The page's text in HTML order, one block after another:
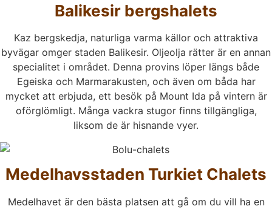
Balikesir bergshalets
Kaz bergskedja, naturliga varma källor och attraktiva
byvägar omger staden Balikesir. Oljeolja rätter är en annan
specialitet i området. Denna provins löper längs både
Egeiska och Marmarakusten, och även om båda har
mycket att erbjuda, ett besök på Mount Ida på vintern är
oförglömligt. Många vackra stugor finns tillgängliga,
liksom de är hisnande vyer.
Medelhavsstaden Turkiet Chalets
Medelhavet är den bästa platsen att gå om du vill ha en